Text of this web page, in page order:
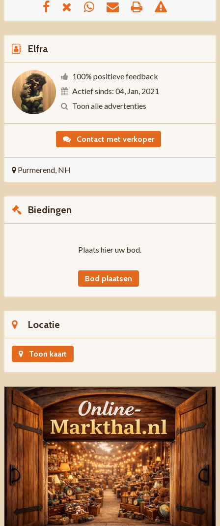
Elfra
100% positieve feedback
Actief sinds: 04, Jan, 2021
Toon alle advertenties
Contact met verkoper
Purmerend, NH
Biedingen
Plaats hier uw bod.
Bod plaatsen
Locatie
Toon kaart